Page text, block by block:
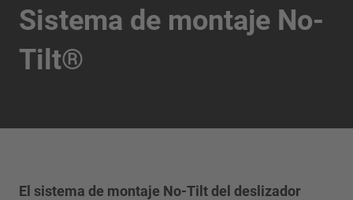
Sistema de montaje No-
Tilt®
El sistema de montaje No-Tiltdel deslizador